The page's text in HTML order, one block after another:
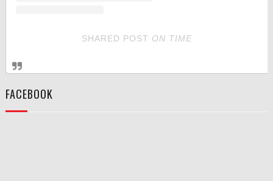
SHARED POST ON TIME
FACEBOOK